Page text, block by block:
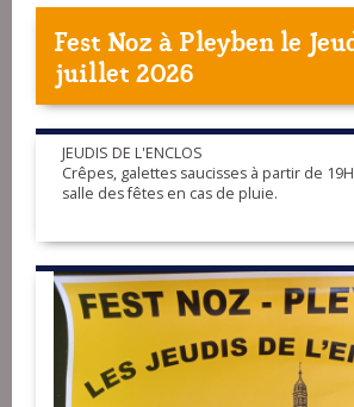
Fest Noz àPleybenle
juillet 2026
JEUDIS DE L'ENCLOS
Crêpes, galettes saucisses à partir de
salle des fêtes en cas de pluie.